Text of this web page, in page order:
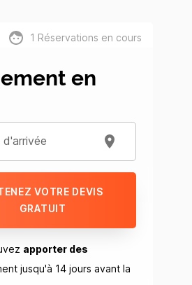
1 Réservations en cours
en
d'arrivée
VOTRE DEVIS
GRATUIT
apporter des
jusqu'à 14 jours avant la